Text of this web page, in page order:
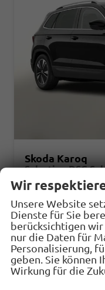
Skoda Karoq
unverbindliche Lieferzeit:
Fahrzeugnr.33097
KraftstoffBenzin
Leistung110 kW (150
31.07.2026
33.498,– €
Wir
Unsere Website
Dienste für Sie
berücksichtigen
nur die Daten für
Personalisierung,
geben. Sie können
Wirkung für die